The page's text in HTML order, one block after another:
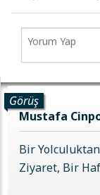
Görüş
Mustafa
Bir
Ziyaret, Bir